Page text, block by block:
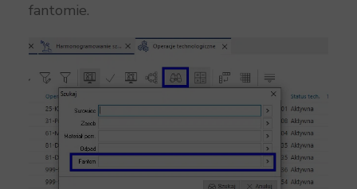
fantomie.